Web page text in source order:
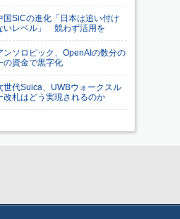
国SiCの進化「日本は追い付け
いレベル」 競わず活用を
ンソロピック、OpenAIの数分の
の資金で黒字化
世代Suica、UWBウォークスル
改札はどう実現されるのか